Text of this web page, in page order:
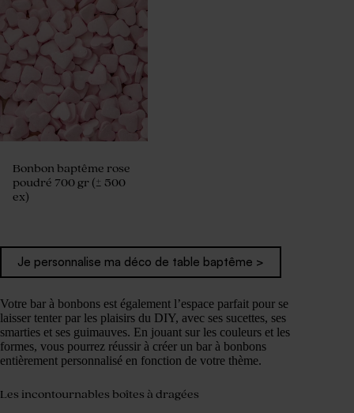
Bonbon baptême rose
poudré 700 gr (± 500
ex)
Je personnalise ma déco de table baptême >
Votre bar à bonbons est également l’espace parfait pour se
laisser tenter par les plaisirs du DIY, avec ses sucettes, ses
smarties et ses guimauves. En jouant sur les couleurs et les
formes, vous pourrez réussir à créer un bar à bonbons
entièrement personnalisé en fonction de votre thème.
Les incontournables boîtes à dragées